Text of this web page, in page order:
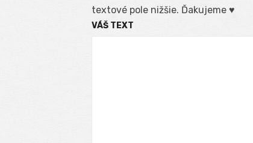
textové pole nižšie. Ďakujeme ♥
VÁŠ TEXT